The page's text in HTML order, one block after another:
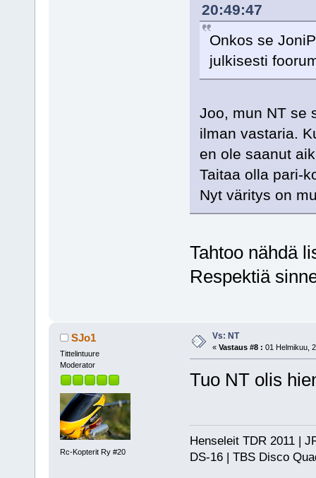
20:49:47
Onkos se
julkisesti
Joo, mun NT se
ilman vastaria.
en ole saanut
Taitaa olla pari-
Nyt väritys on
Tahtoo nähdä
Respektiä
SJo1
Tittelintuure
Moderator
Rc-Kopterit Ry #20
Vs: NT
« Vastaus #8 : 01 Helmikuu,
Tuo NT olis
Henseleit TDR 2011 |
DS-16 | TBS Disco